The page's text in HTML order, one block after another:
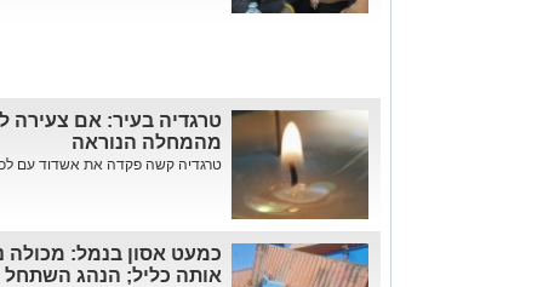
טרגדיה בעיר: אם צעירה
מהמחלה הנוראה
טרגדיה קשה פקדה את אשדוד עם
כמעט אסון בנמל:
אותה כליל; הנהג